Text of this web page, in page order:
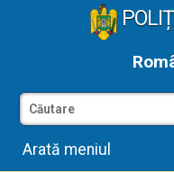
Arată meniul